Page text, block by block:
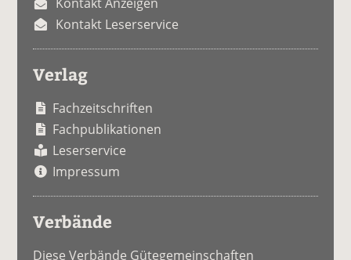
Kontakt Leserservice
Verlag
Fachzeitschriften
Fachpublikationen
Leserservice
Impressum
Verbände
Diese Verbände Gütegemeinschaften